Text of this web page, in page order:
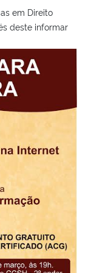
em Direito
deste informar